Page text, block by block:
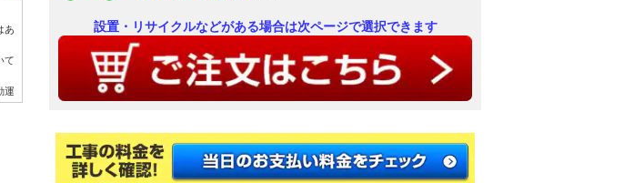
あ
て
運
設置・リサイクルなどがある場合は次ページで選択できます